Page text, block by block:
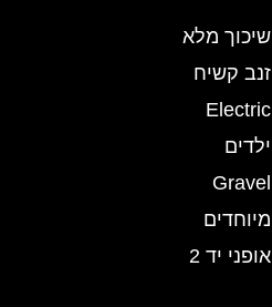
שיכוך מלא
זנב קשיח
Electric
ילדים
Gravel
מיוחדים
אופני יד 2